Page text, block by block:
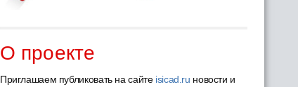
О проекте
Приглашаем публиковать на сайте isicad.ru новости и